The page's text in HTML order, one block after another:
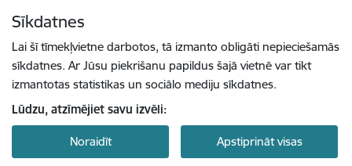
Sīkdatnes
Lai šī tīmekļvietne darbotos, tā izmanto obligāti nepieciešamās
sīkdatnes. Ar Jūsu piekrišanu papildus šajā vietnē var tikt
izmantotas statistikas un sociālo mediju sīkdatnes.
Lūdzu, atzīmējiet savu izvēli:
Noraidīt Apstiprināt visas